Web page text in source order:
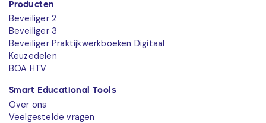
Producten
Beveiliger 2
Beveiliger 3
Beveiliger Praktijkwerkboeken Digitaal
Keuzedelen
BOA HTV
Smart Educational Tools
Over ons
Veelgestelde vragen